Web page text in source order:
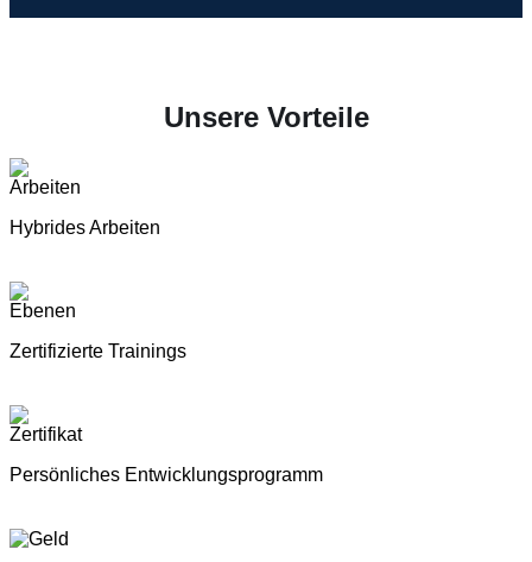
Unsere Vorteile
Hybrides Arbeiten
Zertifizierte Trainings
Persönliches Entwicklungsprogramm